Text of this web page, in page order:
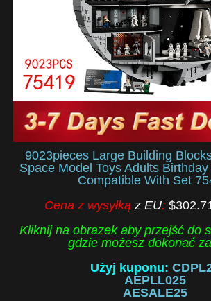
9023pieces Large Building
Space Model Toys Adults
Compatible With Set
Cena z wysyłkąz EU:
Kliknij na obrazek aby przejść do
gdzie możesz dokonać
Użyj kuponu:
AEPLL025
AESALE25